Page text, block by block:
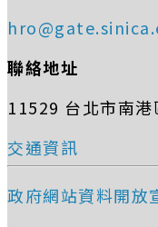
聯絡地址
11529 台北市南
交通資訊
政府網站資料開放